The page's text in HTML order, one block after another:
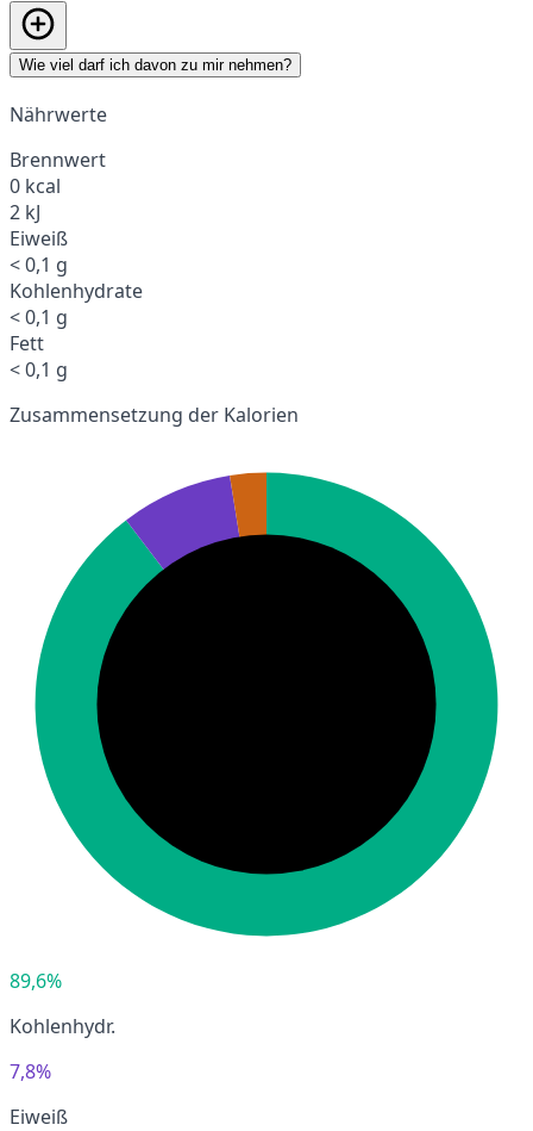
Wie viel darf ich davon zu mir nehmen?
Nährwerte
Brennwert
0 kcal
2 kJ
Eiweiß
< 0,1 g
Kohlenhydrate
< 0,1 g
Fett
< 0,1 g
Zusammensetzung der Kalorien
89,6%
Kohlenhydr.
7,8%
Eiweiß